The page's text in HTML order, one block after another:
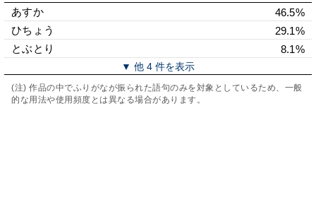
あすか
46.5%
ひちょう
29.1%
とぶとり
8.1%
▼ 他 4 件を表示
(注) 作品の中でふりがなが振られた語句のみを対象としているため、一般
的な用法や使用頻度とは異なる場合があります。